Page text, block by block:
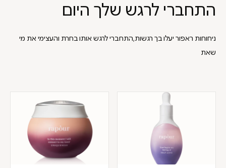
התחברי לרגש שלך היום
ניחוחות ראפור יעלו בך רגשות,התחברי לרגש אותו בחרת והעצימי את מי
שאת